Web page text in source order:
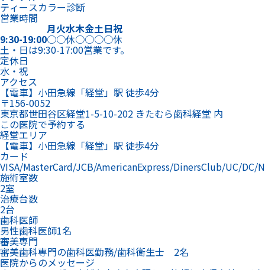
ティースカラー診断
営業時間
月火水木金土日祝
9:30-19:00○○休○○○○休
土・日は9:30-17:00営業です。
定休日
水・祝
アクセス
【電車】小田急線「経堂」駅 徒歩4分
〒156-0052
東京都世田谷区経堂1-5-10-202 きたむら歯科経堂 内
この医院で予約する
経堂エリア
【電車】小田急線「経堂」駅 徒歩4分
カード
VISA/MasterCard/JCB/AmericanExpress/DinersClub/UC/DC/
施術室数
2室
治療台数
2台
歯科医師
男性歯科医師1名
審美専門
審美歯科専門の歯科医勤務/歯科衛生士 2名
医院からのメッセージ